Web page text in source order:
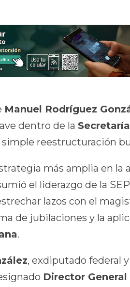
Manuel Rodríguez
dentro de la
simple reestructuración
más amplia en la
el liderazgo de la
lazos con el
de jubilaciones y la
.
, exdiputado federal
Director